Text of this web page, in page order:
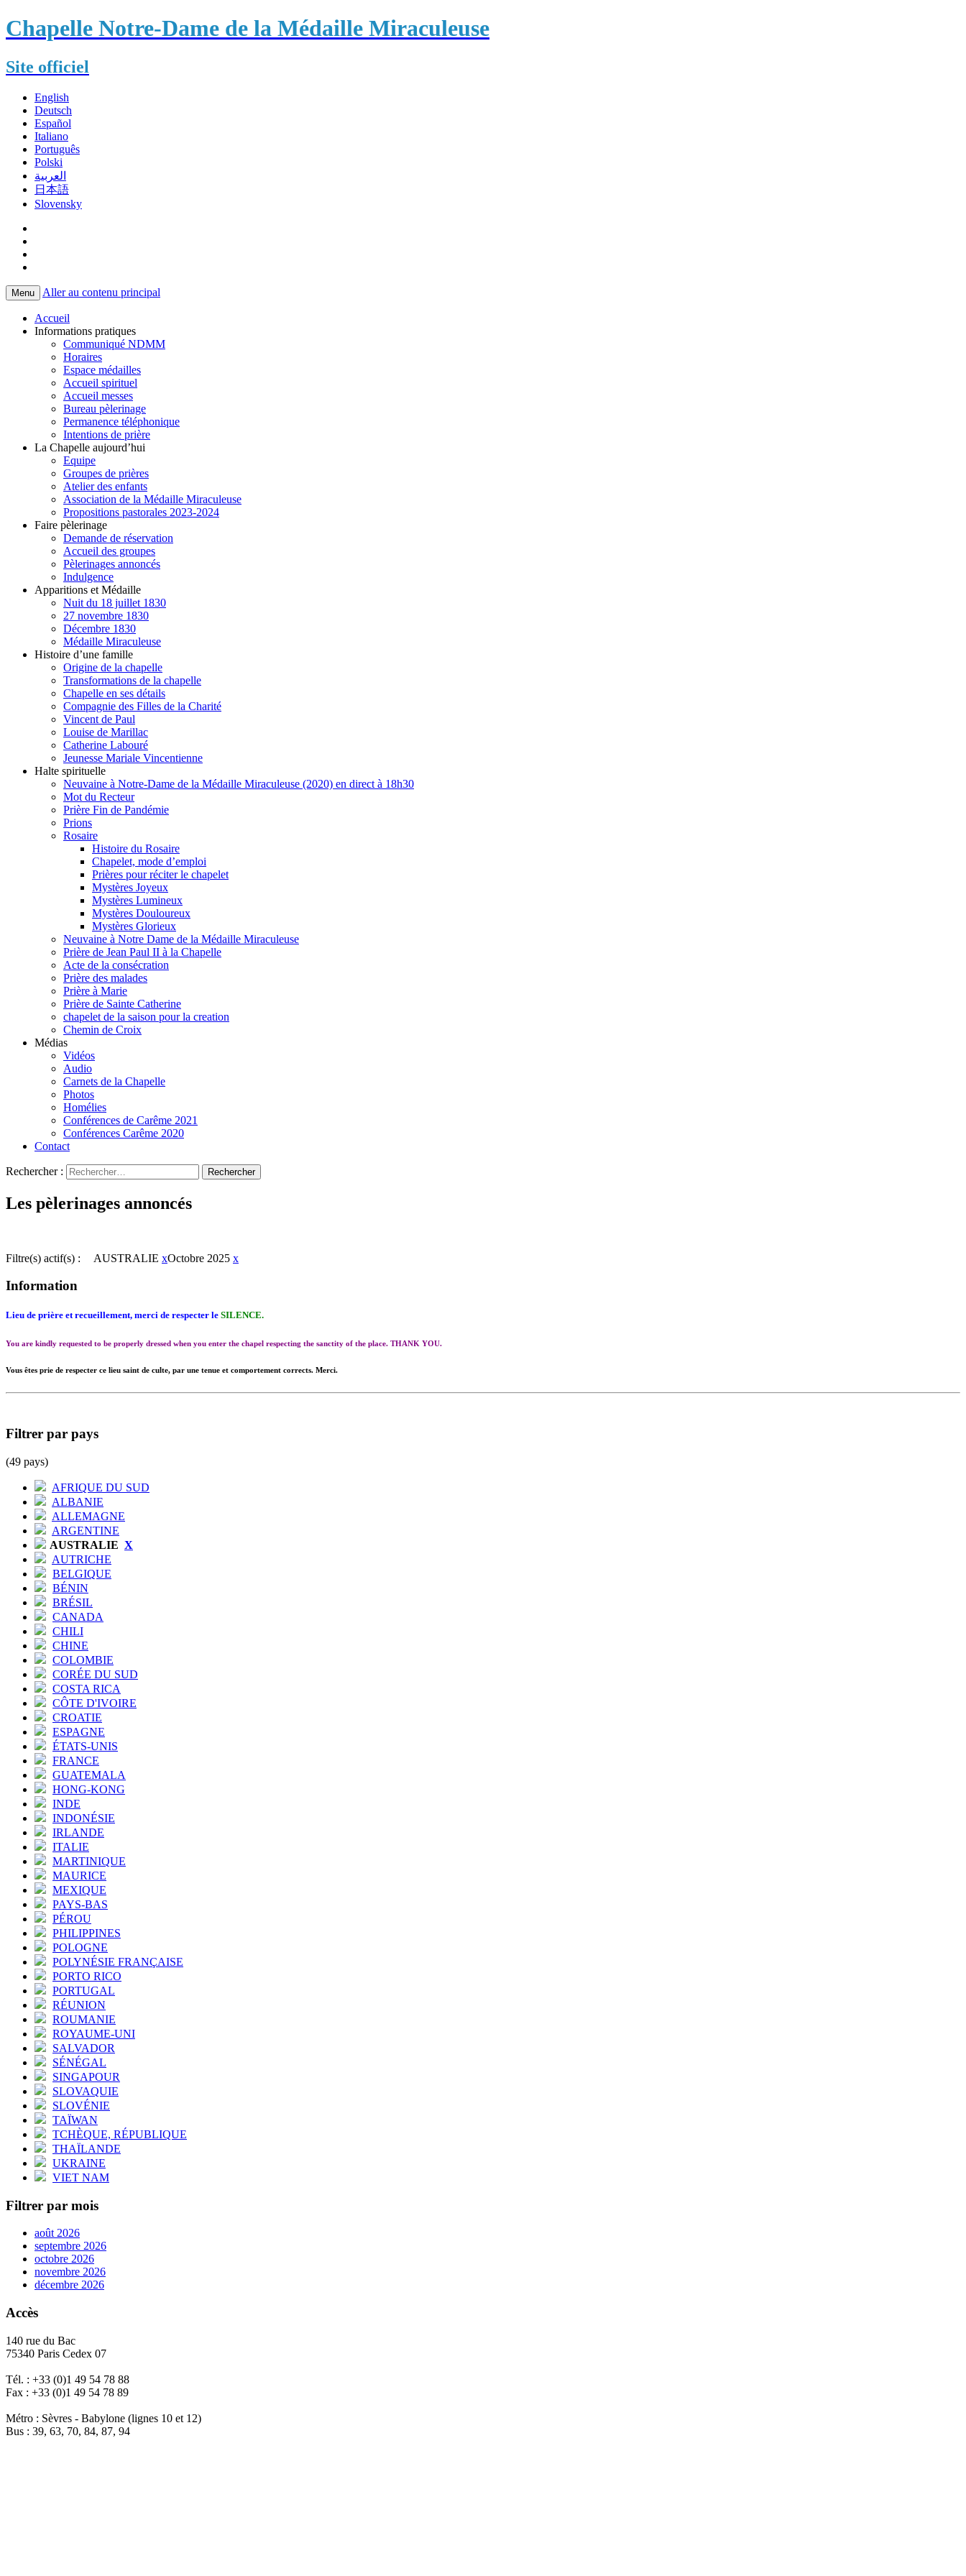
Chapelle Notre-Dame de la Médaille Miraculeuse
Site officiel
English
Deutsch
Español
Italiano
Português
Polski
العربية
日本語
Slovensky
Menu Aller au contenu principal
Accueil
Informations pratiques
Communiqué NDMM
Horaires
Espace médailles
Accueil spirituel
Accueil messes
Bureau pèlerinage
Permanence téléphonique
Intentions de prière
La Chapelle aujourd’hui
Equipe
Groupes de prières
Atelier des enfants
Association de la Médaille Miraculeuse
Propositions pastorales 2023-2024
Faire pèlerinage
Demande de réservation
Accueil des groupes
Pèlerinages annoncés
Indulgence
Apparitions et Médaille
Nuit du 18 juillet 1830
27 novembre 1830
Décembre 1830
Médaille Miraculeuse
Histoire d’une famille
Origine de la chapelle
Transformations de la chapelle
Chapelle en ses détails
Compagnie des Filles de la Charité
Vincent de Paul
Louise de Marillac
Catherine Labouré
Jeunesse Mariale Vincentienne
Halte spirituelle
Neuvaine à Notre-Dame de la Médaille Miraculeuse (2020) en direct à 18h30
Mot du Recteur
Prière Fin de Pandémie
Prions
Rosaire
Histoire du Rosaire
Chapelet, mode d’emploi
Prières pour réciter le chapelet
Mystères Joyeux
Mystères Lumineux
Mystères Douloureux
Mystères Glorieux
Neuvaine à Notre Dame de la Médaille Miraculeuse
Prière de Jean Paul II à la Chapelle
Acte de la consécration
Prière des malades
Prière à Marie
Prière de Sainte Catherine
chapelet de la saison pour la creation
Chemin de Croix
Médias
Vidéos
Audio
Carnets de la Chapelle
Photos
Homélies
Conférences de Carême 2021
Conférences Carême 2020
Contact
Rechercher :
Les pèlerinages annoncés
Filtre(s) actif(s) : AUSTRALIE xOctobre 2025 x
Information
Lieu de prière et recueillement, merci de respecter le SILENCE.
You are kindly requested to be properly dressed when you enter the chapel respecting the sanctity of the place. THANK YOU.
Vous êtes prie de respecter ce lieu saint de culte, par une tenue et comportement corrects. Merci.
Filtrer par pays
(49 pays)
AFRIQUE DU SUD
ALBANIE
ALLEMAGNE
ARGENTINE
AUSTRALIE X
AUTRICHE
BELGIQUE
BÉNIN
BRÉSIL
CANADA
CHILI
CHINE
COLOMBIE
CORÉE DU SUD
COSTA RICA
CÔTE D'IVOIRE
CROATIE
ESPAGNE
ÉTATS-UNIS
FRANCE
GUATEMALA
HONG-KONG
INDE
INDONÉSIE
IRLANDE
ITALIE
MARTINIQUE
MAURICE
MEXIQUE
PAYS-BAS
PÉROU
PHILIPPINES
POLOGNE
POLYNÉSIE FRANÇAISE
PORTO RICO
PORTUGAL
RÉUNION
ROUMANIE
ROYAUME-UNI
SALVADOR
SÉNÉGAL
SINGAPOUR
SLOVAQUIE
SLOVÉNIE
TAÏWAN
TCHÈQUE, RÉPUBLIQUE
THAÏLANDE
UKRAINE
VIET NAM
Filtrer par mois
août 2026
septembre 2026
octobre 2026
novembre 2026
décembre 2026
Accès
140 rue du Bac
75340 Paris Cedex 07
Tél. : +33 (0)1 49 54 78 88
Fax : +33 (0)1 49 54 78 89
Métro : Sèvres - Babylone (lignes 10 et 12)
Bus : 39, 63, 70, 84, 87, 94